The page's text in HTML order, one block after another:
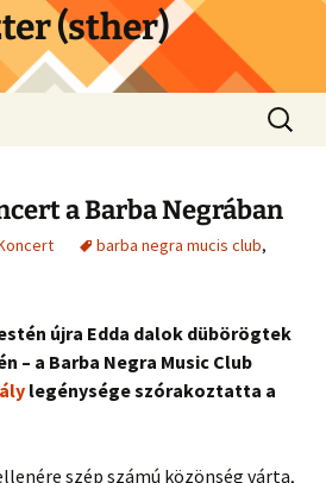
(sther)
Search
for:
a Barba Negrában
barba negra mucis club,
újra Edda dalok dübörögtek
– a Barba Negra Music Club
legénysége szórakoztatta a
szép számú közönség várta,